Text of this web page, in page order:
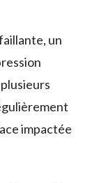
un
impactée